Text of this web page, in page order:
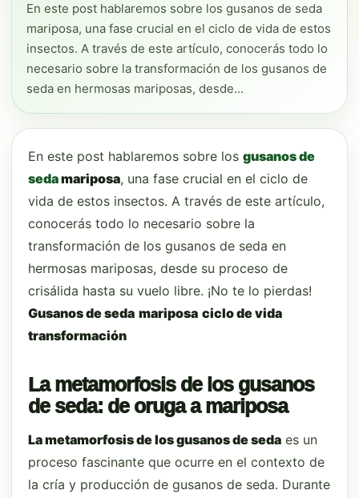
En este post hablaremos sobre los gusanos de seda
mariposa, una fase crucial en el ciclo de vida de estos
insectos. A través de este artículo, conocerás todo lo
necesario sobre la transformación de los gusanos de
seda en hermosas mariposas, desde...
En este post hablaremos sobre los gusanos de
sedamariposa, una fase crucial en el ciclo de
vida de estos insectos. A través de este artículo,
conocerás todo lo necesario sobre la
transformación de los gusanos de seda en
hermosas mariposas, desde su proceso de
crisálida hasta su vuelo libre. ¡No te lo pierdas!
Gusanos de seda mariposa ciclo de vida
transformación
La metamorfosis de los gusanos
de seda: de oruga a mariposa
La metamorfosis de los gusanos de seda es un
proceso fascinante que ocurre en el contexto de
la cría y producción de gusanos de seda. Durante